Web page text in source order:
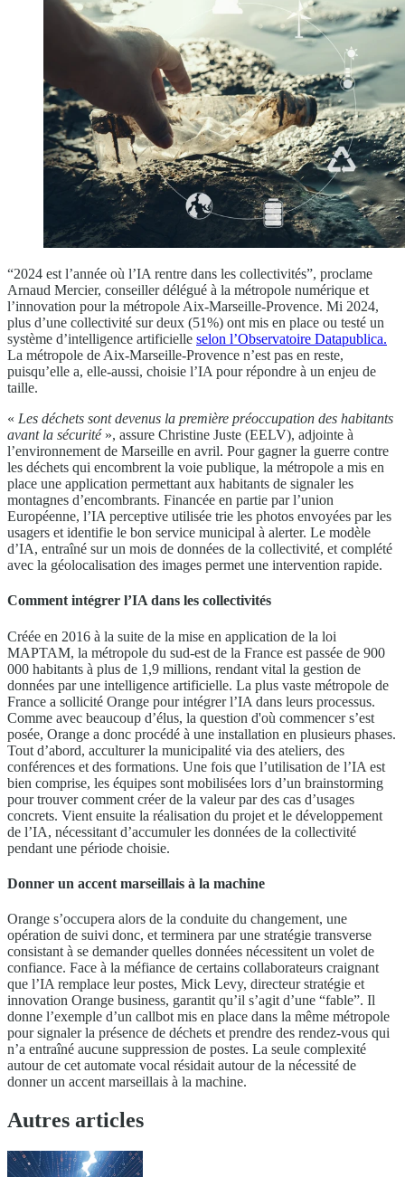
“2024 est l’année où l’IA rentre dans les collectivités”, proclame
Arnaud Mercier, conseiller délégué à la métropole numérique et
l’innovation pour la métropole Aix-Marseille-Provence. Mi 2024,
plus d’une collectivité sur deux (51%) ont mis en place ou testé un
système d’intelligence artificielle selon l’Observatoire Datapublica.
La métropole de Aix-Marseille-Provence n’est pas en reste,
puisqu’elle a, elle-aussi, choisie l’IA pour répondre à un enjeu de
taille.
« Les déchets sont devenus la première préoccupation des habitants
avant la sécurité», assure Christine Juste (EELV), adjointe à
l’environnement de Marseille en avril. Pour gagner la guerre contre
les déchets qui encombrent la voie publique, la métropole a mis en
place une application permettant aux habitants de signaler les
montagnes d’encombrants. Financée en partie par l’union
Européenne, l’IA perceptive utilisée trie les photos envoyées par les
usagers et identifie le bon service municipal à alerter. Le modèle
d’IA, entraîné sur un mois de données de la collectivité, et complété
avec la géolocalisation des images permet une intervention rapide.
Comment intégrer l’IA dans les collectivités
Créée en 2016 à la suite de la mise en application de la loi
MAPTAM, la métropole du sud-est de la France est passée de 900
000 habitants à plus de 1,9 millions, rendant vital la gestion de
données par une intelligence artificielle. La plus vaste métropole de
France a sollicité Orange pour intégrer l’IA dans leurs processus.
Comme avec beaucoup d’élus, la question d'où commencer s’est
posée, Orange a donc procédé à une installation en plusieurs phases.
Tout d’abord, acculturer la municipalité via des ateliers, des
conférences et des formations. Une fois que l’utilisation de l’IA est
bien comprise, les équipes sont mobilisées lors d’un brainstorming
pour trouver comment créer de la valeur par des cas d’usages
concrets. Vient ensuite la réalisation du projet et le développement
de l’IA, nécessitant d’accumuler les données de la collectivité
pendant une période choisie.
Donner un accent marseillais à la machine
Orange s’occupera alors de la conduite du changement, une
opération de suivi donc, et terminera par une stratégie transverse
consistant à se demander quelles données nécessitent un volet de
confiance. Face à la méfiance de certains collaborateurs craignant
que l’IA remplace leur postes, Mick Levy, directeur stratégie et
innovation Orange business, garantit qu’il s’agit d’une “fable”. Il
donne l’exemple d’un callbot mis en place dans la même métropole
pour signaler la présence de déchets et prendre des rendez-vous qui
n’a entraîné aucune suppression de postes. La seule complexité
autour de cet automate vocal résidait autour de la nécessité de
donner un accent marseillais à la machine.
Autres articles